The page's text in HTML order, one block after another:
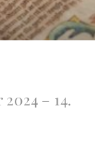
– 14.